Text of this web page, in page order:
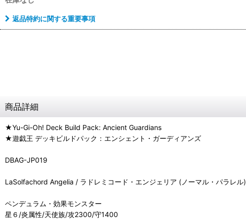
返品特約に関する重要事項
商品詳細
★Yu-Gi-Oh! Deck Build Pack: Ancient Guardians
★遊戯王 デッキビルドパック：エンシェント・ガーディアンズ
DBAG-JP019
LaSolfachord Angelia / ラドレミコード・エンジェリア (ノーマル・パラレル)
ペンデュラム・効果モンスター
星６/炎属性/天使族/攻2300/守1400